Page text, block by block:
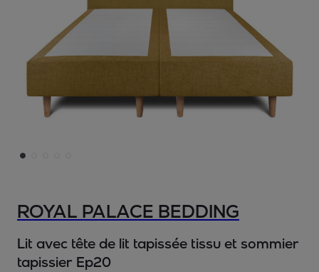
ROYAL PALACE BEDDING
Lit avec tête de lit tapissée tissu et sommier
tapissier Ep20